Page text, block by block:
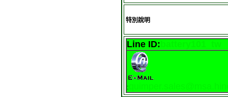
特別說明
Line ID:
: